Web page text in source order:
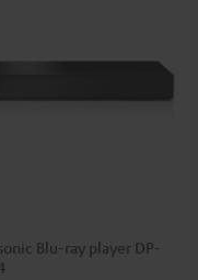
Blu-ray player DP-